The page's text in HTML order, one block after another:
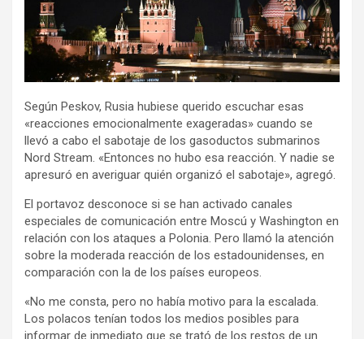
Según Peskov, Rusia hubiese querido escuchar esas
«reacciones emocionalmente exageradas» cuando se
llevó a cabo el sabotaje de los gasoductos submarinos
Nord Stream. «Entonces no hubo esa reacción. Y nadie se
apresuró en averiguar quién organizó el sabotaje», agregó.
El portavoz desconoce si se han activado canales
especiales de comunicación entre Moscú y Washington en
relación con los ataques a Polonia. Pero llamó la atención
sobre la moderada reacción de los estadounidenses, en
comparación con la de los países europeos.
«No me consta, pero no había motivo para la escalada.
Los polacos tenían todos los medios posibles para
informar de inmediato que se trató de los restos de un